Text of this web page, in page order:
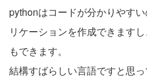
pythonはコードが分かりやす
リケーションを作成できます
もできます。
結構すばらしい言語ですと思っ